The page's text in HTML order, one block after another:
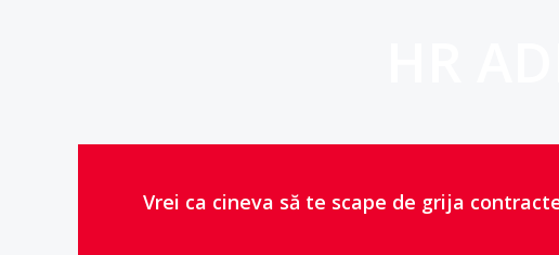
Vrei ca cineva să te scape de grija